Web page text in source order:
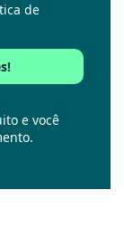
de
e você